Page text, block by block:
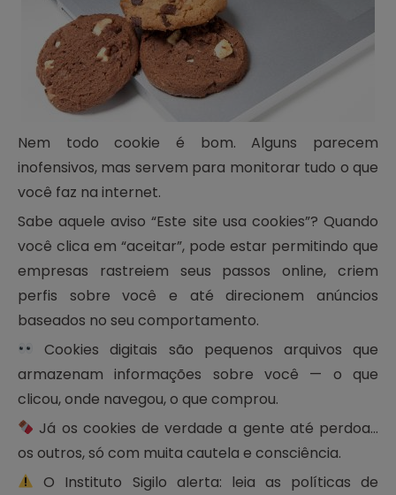
Nem todo cookie é bom. Alguns parecem
inofensivos, mas servem para monitorar tudo o que
você faz na internet.
Sabe aquele aviso “Este site usa cookies”? Quando
você clica em “aceitar”, pode estar permitindo que
empresas rastreiem seus passos online, criem
perfis sobre você e até direcionem anúncios
baseados no seu comportamento.
Cookies digitais são pequenos arquivos que
armazenam informações sobre você — o que
clicou, onde navegou, o que comprou.
Já os cookies de verdade a gente até perdoa…
os outros, só com muita cautela e consciência.
O Instituto Sigilo alerta: leia as políticas de